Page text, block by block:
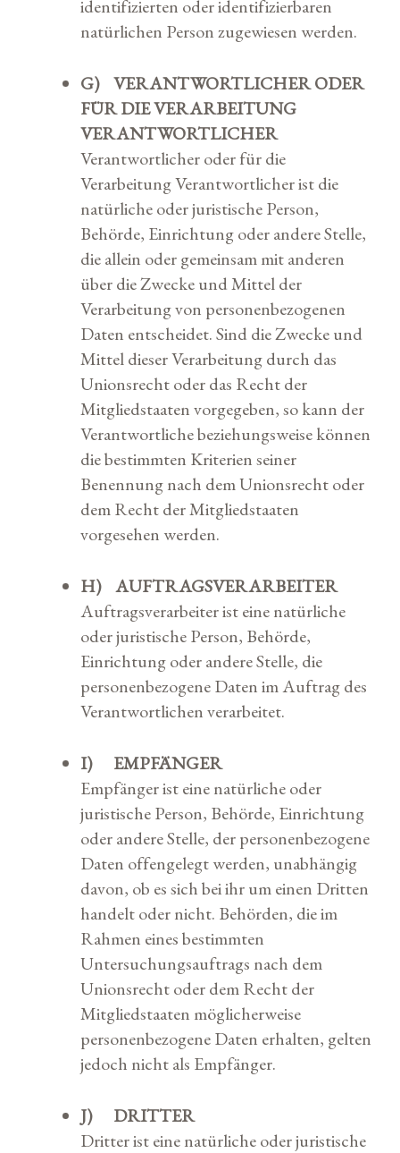
identifizierten oder identifizierbaren
natürlichen Person zugewiesen werden.
G) VERANTWORTLICHER ODER
FÜR DIE VERARBEITUNG
VERANTWORTLICHER
Verantwortlicher oder für die
Verarbeitung Verantwortlicher ist die
natürliche oder juristische Person,
Behörde, Einrichtung oder andere Stelle,
die allein oder gemeinsam mit anderen
über die Zwecke und Mittel der
Verarbeitung von personenbezogenen
Daten entscheidet. Sind die Zwecke und
Mittel dieser Verarbeitung durch das
Unionsrecht oder das Recht der
Mitgliedstaaten vorgegeben, so kann der
Verantwortliche beziehungsweise können
die bestimmten Kriterien seiner
Benennung nach dem Unionsrecht oder
dem Recht der Mitgliedstaaten
vorgesehen werden.
H) AUFTRAGSVERARBEITER
Auftragsverarbeiter ist eine natürliche
oder juristische Person, Behörde,
Einrichtung oder andere Stelle, die
personenbezogene Daten im Auftrag des
Verantwortlichen verarbeitet.
I) EMPFÄNGER
Empfänger ist eine natürliche oder
juristische Person, Behörde, Einrichtung
oder andere Stelle, der personenbezogene
Daten offengelegt werden, unabhängig
davon, ob es sich bei ihr um einen Dritten
handelt oder nicht. Behörden, die im
Rahmen eines bestimmten
Untersuchungsauftrags nach dem
Unionsrecht oder dem Recht der
Mitgliedstaaten möglicherweise
personenbezogene Daten erhalten, gelten
jedoch nicht als Empfänger.
J) DRITTER
Dritter ist eine natürliche oder juristische